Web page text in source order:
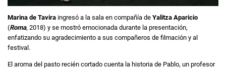
Marina de Tavira ingresó a la sala en compañía de Yalitza Aparicio
(Roma, 2018) y se mostró emocionada durante la presentación,
enfatizando su agradecimiento a sus compañeros de filmación y al
festival.
El aroma del pasto recién cortado cuenta la historia de Pablo, un profesor